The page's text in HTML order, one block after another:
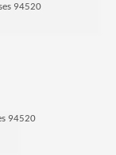
94520
94520